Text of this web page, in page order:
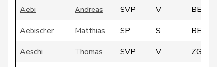
Aebi
Andreas SVP V
BE
Aebischer
Matthias SP S
BE
Aeschi
Thomas SVP V
ZG